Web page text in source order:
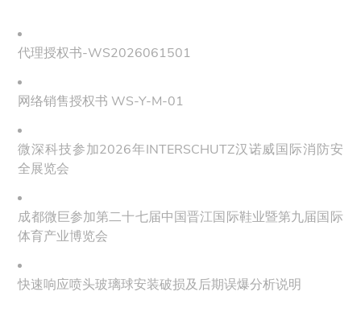
代理授权书-WS2026061501
网络销售授权书 WS-Y-M-01
微深科技参加2026年INTERSCHUTZ汉诺威国际消防安
全展览会
成都微巨参加第二十七届中国晋江国际鞋业暨第九届国际
体育产业博览会
快速响应喷头玻璃球安装破损及后期误爆分析说明